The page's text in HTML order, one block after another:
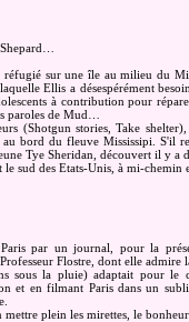
sur une île au milieu du
Ellis a désespérément
à contribution pour
paroles de Mud…
(Shotgun stories, Take
bord du fleuve Mississipi. S'il
Tye Sheridan, découvert il y a
sud des Etats-Unis, à mi-
par un journal, pour la
Flostre, dont elle
sous la pluie) adaptait pour le
et en filmant Paris dans un
plein les mirettes, le